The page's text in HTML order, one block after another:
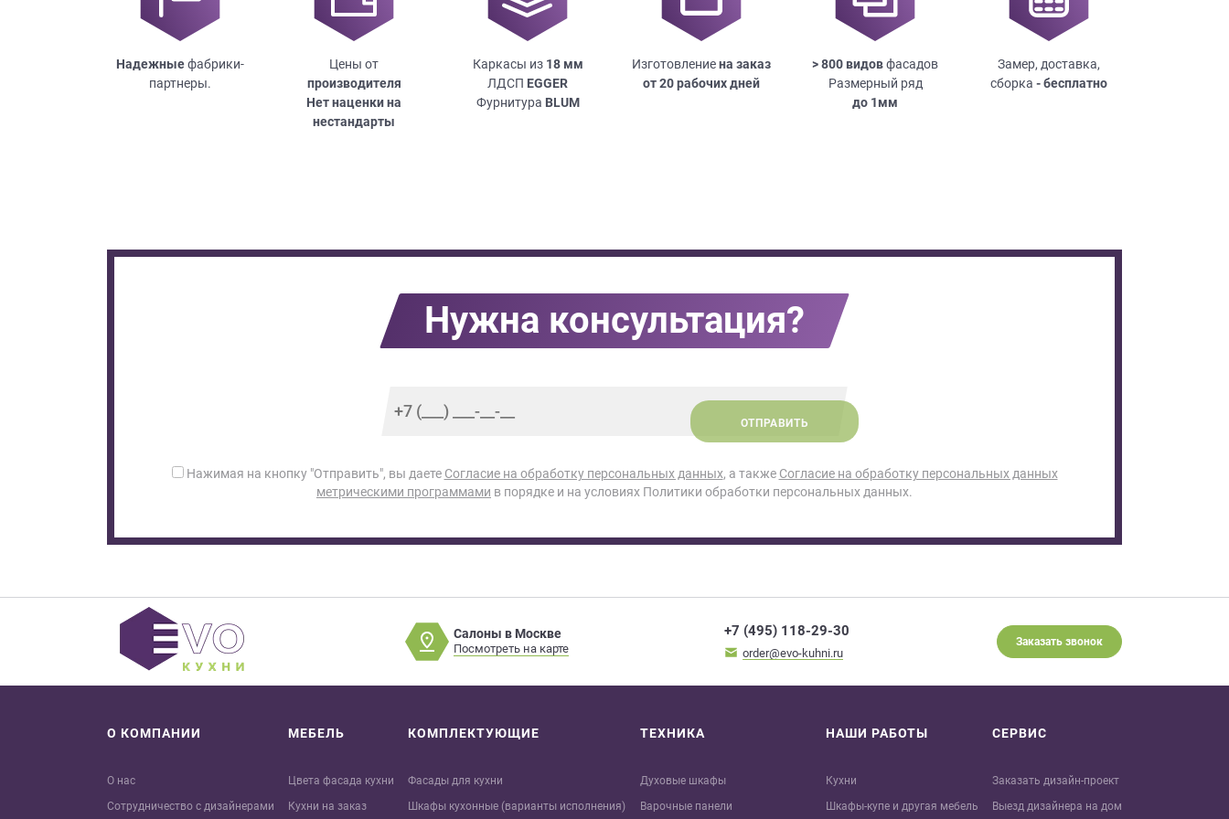
Надежныефабрики-
партнеры.
Цены от
производителя
Нет наценки на
нестандарты
Каркасы из 18мм
ЛДСП EGGER
Фурнитура BLUM
Изготовлениена заказ
от 20 рабочих дней
> 800 видовфасадов
Размерный ряд
до 1мм
Замер, доставка,
сборка - бесплатно
Нужна консультация?
ОТПРАВИТЬ
Нажимая на кнопку "Отправить", вы даете Согласие на обработку персональных данных, а также Согласие на обработку персональных данных
метрическими программами в порядке и на условиях Политики обработки персональных данных.
Салоны в Москве
Посмотреть на карте
+7 (495) 118-29-30
order@evo-kuhni.ru
Заказать звонок
О КОМПАНИИ
О нас
Сотрудничество с дизайнерами
МЕБЕЛЬ
Цвета фасада кухни
Кухни на заказ
КОМПЛЕКТУЮЩИЕ
Фасады для кухни
Шкафы кухонные (варианты исполнения)
ТЕХНИКА
Духовые шкафы
Варочные панели
НАШИ РАБОТЫ
Кухни
Шкафы-купе и другая мебель
СЕРВИС
Заказать дизайн-проект
Выезд дизайнера на дом